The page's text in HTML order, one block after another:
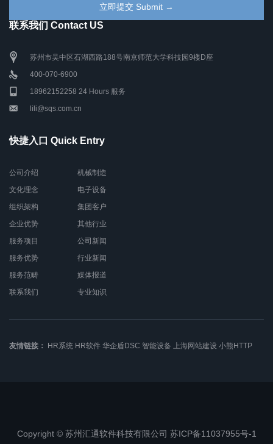
联系我们 Contact US
苏州市吴中区石湖西路188号南京师范大学科技园9楼D座
400-070-6900
18962152258 24 Hours 服务
lili@sqs.com.cn
快捷入口 Quick Entry
公司介绍
文化理念
组织架构
企业优势
服务项目
服务优势
服务范畴
联系我们
机械制造
电子设备
集团客户
其他行业
公司新闻
行业新闻
媒体报道
专业知识
友情链接： HR系统 HR软件 华企盾DSC 智能设备 上海网站建设 小熊HTTP
Copyright © 苏州汇通软件科技有限公司 苏ICP备11037955号-1